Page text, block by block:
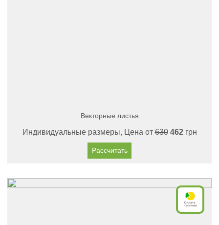
Векторные листья
Индивидуальные размеры, Цена от630 462грн
Рассчитать